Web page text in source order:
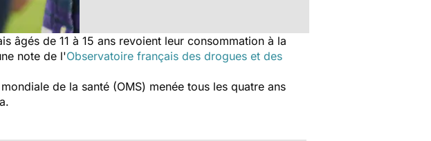
âgés de 11 à 15 ans revoient leur consommation à la
note de l'Observatoire français des drogues et des
de la santé (OMS) menée tous les quatre ans